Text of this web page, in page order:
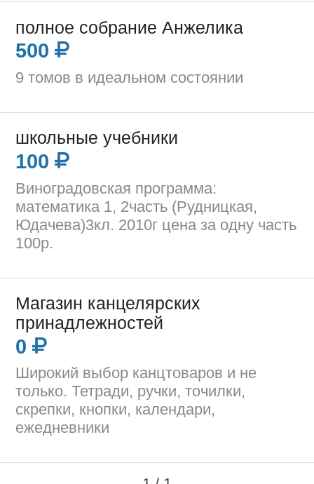
полное собрание Анжелика
500
9 томов в идеальном состоянии
школьные учебники
100
Виноградовская программа:
математика 1, 2часть (Рудницкая,
Юдачева)3кл. 2010г цена за одну часть
100р.
Магазин канцелярских
принадлежностей
0
Широкий выбор канцтоваров и не
только. Тетради, ручки, точилки,
скрепки, кнопки, календари,
ежедневники